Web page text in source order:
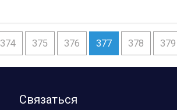
374 375 376 377 378 379
Связаться